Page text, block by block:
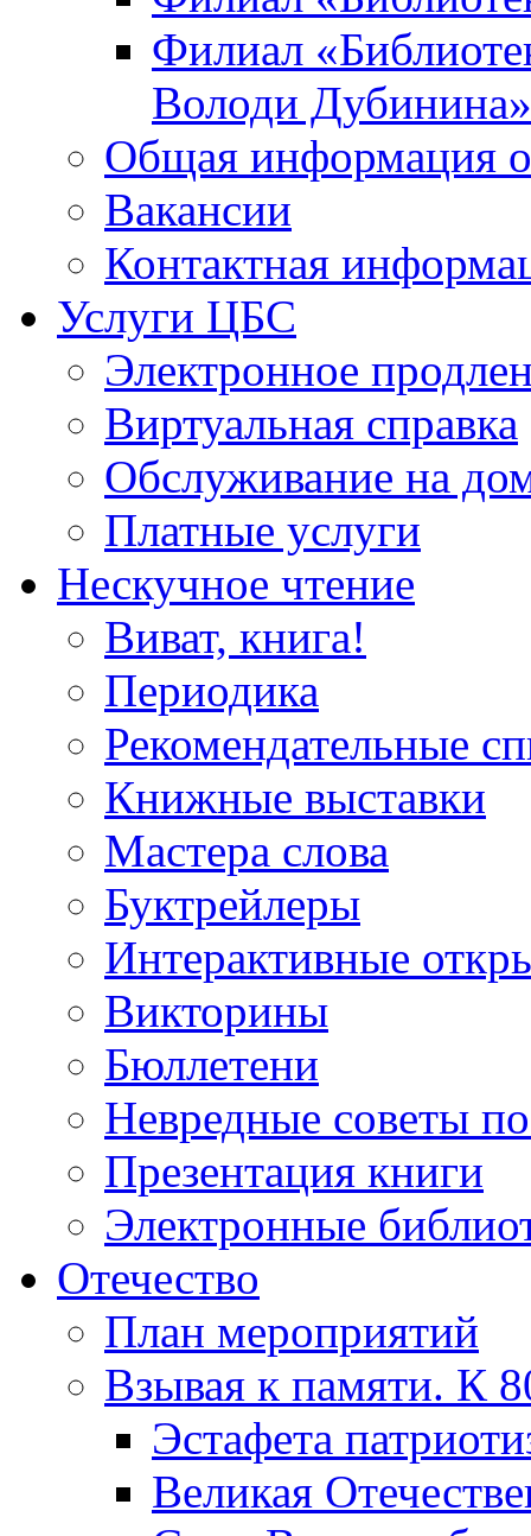
Филиал
Володи Дубинина»
Общая информация
Вакансии
Контактная
Услуги ЦБС
Электронное
Виртуальная справка
Обслуживание на
Платные услуги
Нескучное чтение
Виват, книга!
Периодика
Рекомендательные
Книжные выставки
Мастера слова
Буктрейлеры
Интерактивные
Викторины
Бюллетени
Невредные советы
Презентация книги
Электронные
Отечество
План мероприятий
Взывая к памяти. К
Эcтафета
Великая